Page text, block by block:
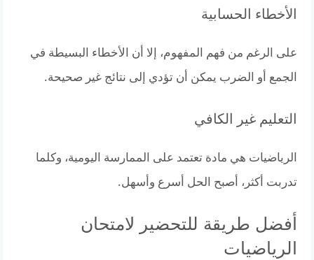
الأخطاء الحسابية
على الرغم من فهم المفهوم، إلا أن الأخطاء البسيطة في
الجمع أو الضرب يمكن أن تؤدي إلى نتائج غير صحيحة.
التعليم غير الكافي
الرياضيات هي مادة تعتمد على الممارسة اليومية، وكلما
تدربت أكثر، أصبح الحل أسرع وأسهل.
أفضل طريقة للتحضير لامتحان
الرياضيات